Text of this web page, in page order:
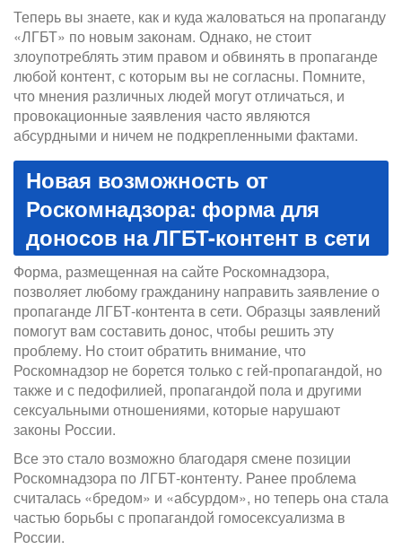
Теперь вы знаете, как и куда жаловаться на пропаганду
«ЛГБТ» по новым законам. Однако, не стоит
злоупотреблять этим правом и обвинять в пропаганде
любой контент, с которым вы не согласны. Помните,
что мнения различных людей могут отличаться, и
провокационные заявления часто являются
абсурдными и ничем не подкрепленными фактами.
Новая возможность от
Роскомнадзора: форма для
доносов на ЛГБТ-контент в сети
Форма, размещенная на сайте Роскомнадзора,
позволяет любому гражданину направить заявление о
пропаганде ЛГБТ-контента в сети. Образцы заявлений
помогут вам составить донос, чтобы решить эту
проблему. Но стоит обратить внимание, что
Роскомнадзор не борется только с гей-пропагандой, но
также и с педофилией, пропагандой пола и другими
сексуальными отношениями, которые нарушают
законы России.
Все это стало возможно благодаря смене позиции
Роскомнадзора по ЛГБТ-контенту. Ранее проблема
считалась «бредом» и «абсурдом», но теперь она стала
частью борьбы с пропагандой гомосексуализма в
России.